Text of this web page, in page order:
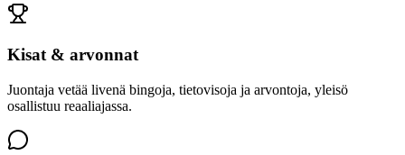
Kisat & arvonnat
Juontaja vetää livenä bingoja, tietovisoja ja arvontoja, yleisö
osallistuu reaaliajassa.